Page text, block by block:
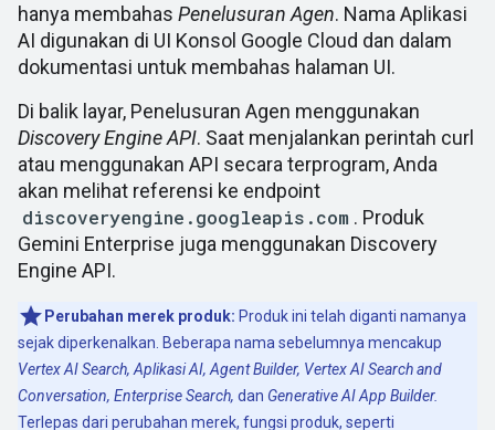
hanya membahas Penelusuran Agen. Nama Aplikasi
AI digunakan di UI Konsol Google Cloud dan dalam
dokumentasi untuk membahas halaman UI.
Di balik layar, Penelusuran Agen menggunakan
Discovery Engine API. Saat menjalankan perintah curl
atau menggunakan API secara terprogram, Anda
akan melihat referensi ke endpoint
discoveryengine.googleapis.com . Produk
Gemini Enterprise juga menggunakan Discovery
Engine API.
Perubahan merek produk: Produk ini telah diganti namanya
sejak diperkenalkan. Beberapa nama sebelumnya mencakup
Vertex AI Search, Aplikasi AI, Agent Builder, Vertex AI Search and
Conversation, Enterprise Search, dan Generative AI App Builder.
Terlepas dari perubahan merek, fungsi produk, seperti